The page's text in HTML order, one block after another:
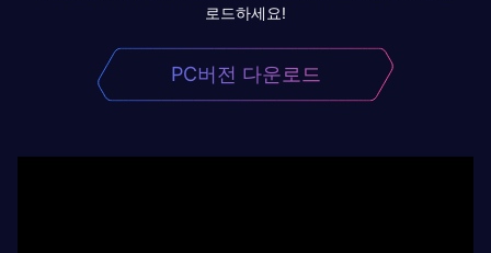
로드하세요!
PC버전 다운로드